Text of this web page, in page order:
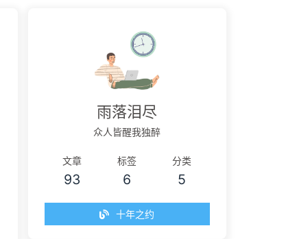
雨落泪尽
众人皆醒我独醉
文章
93
标签
6
分类
5
十年之约